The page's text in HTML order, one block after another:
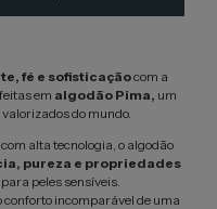
fé e sofisticaçãocom a
em algodão Pima, um
do mundo.
alta tecnologia, o algodão
pureza e propriedades
peles sensíveis.
conforto incomparável de uma